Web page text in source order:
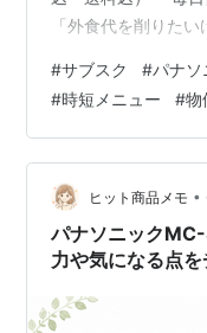
「外食代を削りた
れない」そんな悩み
続く物価高の中で注
に上げながら、トー
サブスクを取り入れ
クの最高峰モデルオ
クラスの火力と圧
#サブスク #パナソ
#時短メニュー #物
ヒット商品メモ •
パナソニック
力や気になる点を